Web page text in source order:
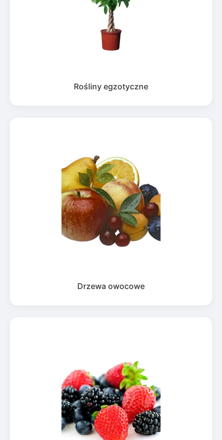
Rośliny egzotyczne
Drzewa owocowe